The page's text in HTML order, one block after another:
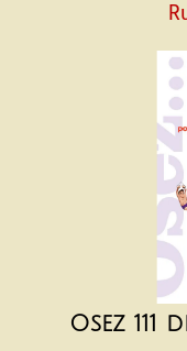
Osez